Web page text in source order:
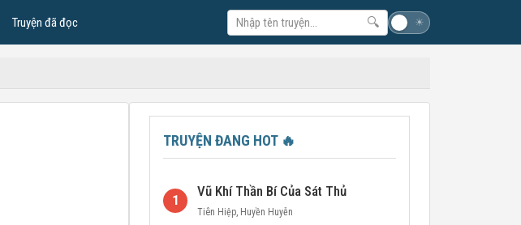
Truyện đã đọc 🔍 ☀
TRUYỆN ĐANG HOT 🔥
1
Vũ Khí Thần Bí Của Sát Thủ
Tiên Hiệp, Huyền Huyễn